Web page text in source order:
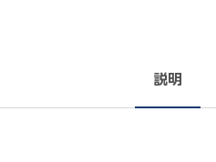
説明